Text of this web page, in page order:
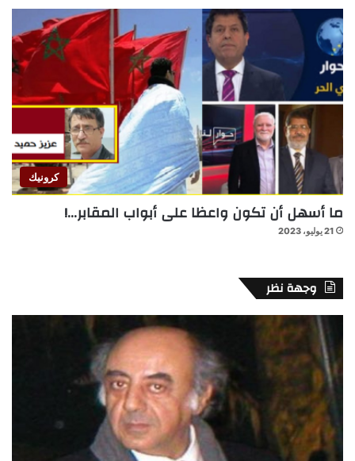
كرونيك
ما أسهل أن تكون واعظا على أبواب المقابر…!
21 يوليو، 2023
وجهة نظر